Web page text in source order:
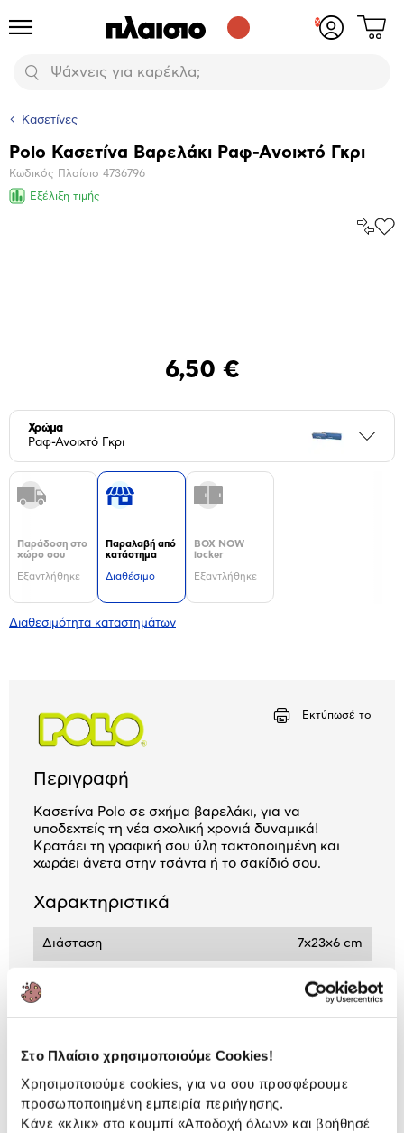
Στο Πλαίσιο χρησιμοποιούμε Cookies!
Χρησιμοποιούμε cookies, για να σου προσφέρουμε
προσωποποιημένη εμπειρία περιήγησης.
Κάνε «κλικ» στο κουμπί «Αποδοχή όλων» και βοήθησέ
Προϊόντα
Αναζήτηση
Δες
Κασετίνες
Βασικά
χαρακτηριστικά
Polo Κασετίνα Βαρελάκι Ραφ-Ανοιχτό Γκρι
Κωδικός Πλαίσιο 4736796
Εξέλιξη τιμής
6,50 €
Χρώμα
Ραφ-Ανοιχτό Γκρι
Παράδοση στο
χώρο σου
Εξαντλήθηκε
Παραλαβή από
κατάστημα
Διαθέσιμο
BOX NOW
locker
Εξαντλήθηκε
Διαθεσιμότητα καταστημάτων
Εκτύπωσέ το
Περιγραφή
Κασετίνα Polo σε σχήμα βαρελάκι, για να
υποδεχτείς τη νέα σχολική χρονιά δυναμικά!
Κρατάει τη γραφική σου ύλη τακτοποιημένη και
χωράει άνετα στην τσάντα ή το σακίδιό σου.
Χαρακτηριστικά
Διάσταση 7x23x6 cm
Αναλυτική
παρουσίαση
Προδιαγραφές
προϊόντος
Χαρακτηριστικά